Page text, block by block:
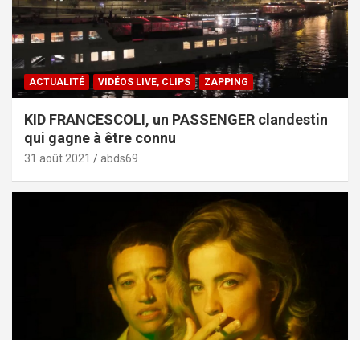
ACTUALITÉ VIDÉOS LIVE, CLIPS ZAPPING
KID FRANCESCOLI, un PASSENGER clandestin
qui gagne à être connu
31 août 2021 abds69